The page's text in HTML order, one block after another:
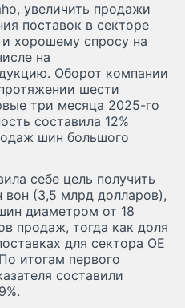
увеличить продажи
поставок в секторе
хорошему спросу на
на
Оборот компании
шести
три месяца 2025-го
составила 12%
шин большого
себе цель получить
вон (3,5 млрд долларов),
диаметром от 18
продаж, тогда как доля
для сектора OE
итогам первого
составили